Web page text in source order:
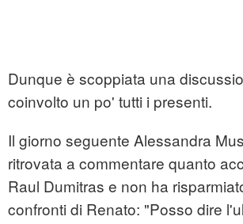
Dunque è scoppiata una
coinvolto un po' tutti i presenti.
Il giorno seguente Alessandra
ritrovata a commentare quanto
Raul Dumitras e non ha
confronti di Renato: "Posso dire